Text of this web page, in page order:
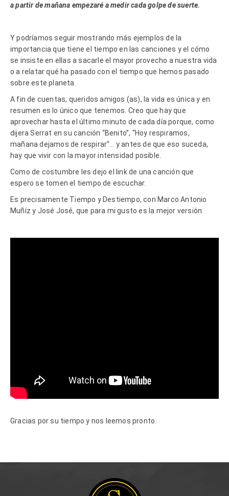
a partir de mañana empezaré a medir cada golpe de suerte.
Y podríamos seguir mostrando más ejemplos de la
importancia que tiene el tiempo en las canciones y el cómo
se insiste en ellas a sacarle el mayor provecho a nuestra vida
o a relatar qué ha pasado con el tiempo que hemos pasado
sobre este planeta.
A fin de cuentas, queridos amigos (as), la vida es única y en
resumen es lo único que tenemos. Creo que hay que
aprovechar hasta el último minuto de cada día porque, como
dijera Serrat en su canción “Benito”, “Hoy respiramos,
mañana dejamos de respirar”… y antes de que eso suceda,
hay que vivir con la mayor intensidad posible.
Como de costumbre les dejo el link de una canción que
espero se tomen el tiempo de escuchar.
Es precisamente Tiempo y Destiempo, con Marco Antonio
Muñíz y José José, que para mi gusto es la mejor versión.
Gracias por su tiempo y nos leemos pronto.